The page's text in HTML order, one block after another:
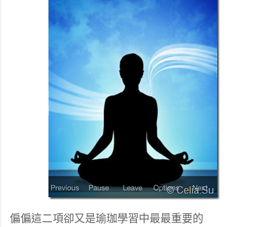
偏偏這二項卻又是瑜珈學習中最最重要的